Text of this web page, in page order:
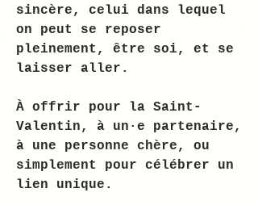
sincère, celui dans lequel
on peut se reposer
pleinement, être soi, et se
laisser aller.
À offrir pour la Saint-
Valentin, à un·e partenaire,
à une personne chère, ou
simplement pour célébrer un
lien unique.